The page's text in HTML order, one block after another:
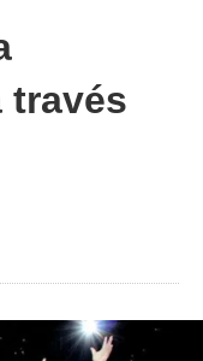
través